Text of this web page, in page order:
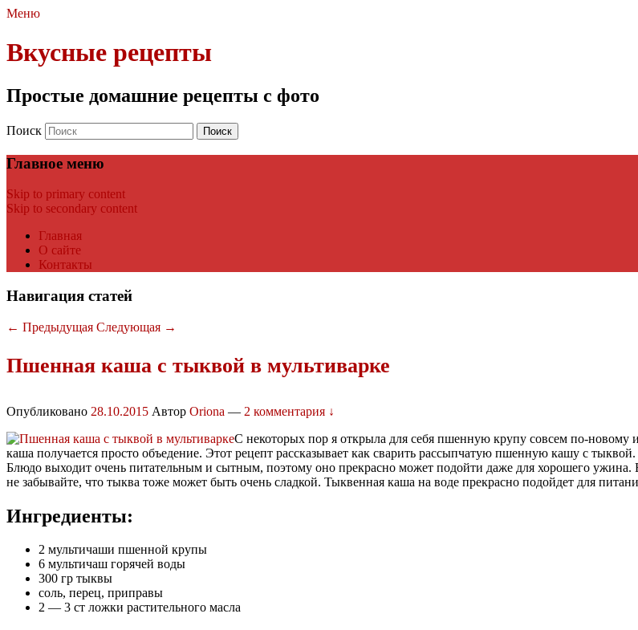
Меню
Вкусные рецепты
Простые домашние рецепты с фото
Поиск
Главное меню
Skip to primary content
Skip to secondary content
Главная
О сайте
Контакты
Навигация статей
← Предыдущая Следующая →
Пшенная каша с тыквой в мультиварке
Опубликовано 28.10.2015 Автор Oriona — 2 комментария ↓
С некоторых пор я открыла для себя пшенную крупу совсем по-новому
каша получается просто объедение. Этот рецепт рассказывает как сварить рассыпчатую пшенную кашу с
Блюдо выходит очень питательным и сытным, поэтому оно прекрасно может подойти даже для хорошего ужина.
не забывайте, что тыква тоже может быть очень сладкой. Тыквенная каша на воде прекрасно подойдет для
Ингредиенты:
2 мультичаши пшенной крупы
6 мультичаш горячей воды
300 гр тыквы
соль, перец, приправы
2 — 3 ст ложки растительного масла